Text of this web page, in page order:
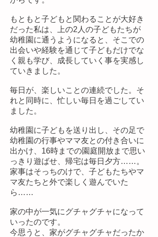
もともと子どもと関わることが大好き
だった私は、上の2人の子どもたちが
幼稚園に通うようになると、そこでの
出会いや経験を通じて子どもだけでな
く親も学び、成長していく事を実感し
ていきました。
毎日が、楽しいことの連続でした。そ
れと同時に、忙しい毎日を過ごしてい
ました。
幼稚園に子どもを送り出し、その足で
幼稚園の行事やママ友との付き合いに
出かけ、16時までの園庭開放まで思い
っきり遊ばせ、帰宅は毎日夕方……。
家事はそっちのけで、子どもたちやマ
マ友たちと外で楽しく遊んでいた
ら……
家の中が一気にグチャグチャになって
いったのです。
今思うと、家がグチャグチャだったか